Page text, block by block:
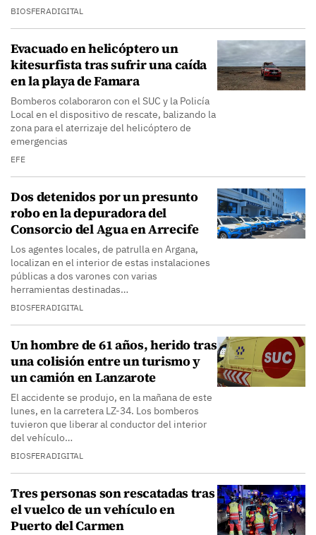
BIOSFERADIGITAL
Evacuado en helicóptero un
kitesurfista tras sufrir una caída
en la playa de Famara
Bomberos colaboraron con el SUC y la Policía
Local en el dispositivo de rescate, balizando la
zona para el aterrizaje del helicóptero de
emergencias
EFE
Dos detenidos por un presunto
robo en la depuradora del
Consorcio del Agua en Arrecife
Los agentes locales, de patrulla en Argana,
localizan en el interior de estas instalaciones
públicas a dos varones con varias
herramientas destinadas…
BIOSFERADIGITAL
Un hombre de 61 años, herido tras
una colisión entre un turismo y
un camión en Lanzarote
El accidente se produjo, en la mañana de este
lunes, en la carretera LZ-34. Los bomberos
tuvieron que liberar al conductor del interior
del vehículo…
BIOSFERADIGITAL
Tres personas son rescatadas tras
el vuelco de un vehículo en
Puerto del Carmen